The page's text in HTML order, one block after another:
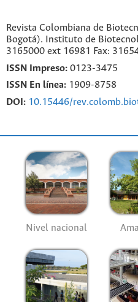
Revista Colombiana de
Bogotá). Instituto de
3165000 ext 16981 Fax:
ISSN Impreso: 0123-3475
ISSN En línea: 1909-8758
DOI: 10.15446/
Nivel nacional